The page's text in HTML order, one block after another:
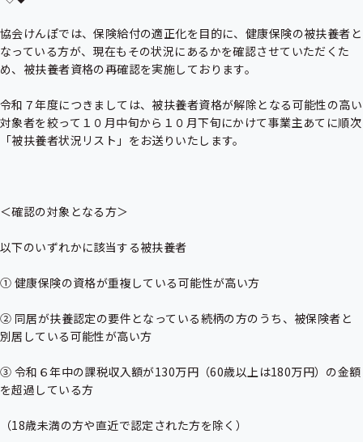
協会けんぽでは、保険給付の適正化を目的に、健康保険の被扶養者と
なっている方が、現在もその状況にあるかを確認させていただくた
め、被扶養者資格の再確認を実施しております。
令和７年度につきましては、被扶養者資格が解除となる可能性の高い
対象者を絞って１０月中旬から１０月下旬にかけて事業主あてに順次
「被扶養者状況リスト」をお送りいたします。
＜確認の対象となる方＞
以下のいずれかに該当する被扶養者
① 健康保険の資格が重複している可能性が高い方
② 同居が扶養認定の要件となっている続柄の方のうち、被保険者と
別居している可能性が高い方
③ 令和６年中の課税収入額が130万円（60歳以上は180万円）の金額
を超過している方
（18歳未満の方や直近で認定された方を除く）